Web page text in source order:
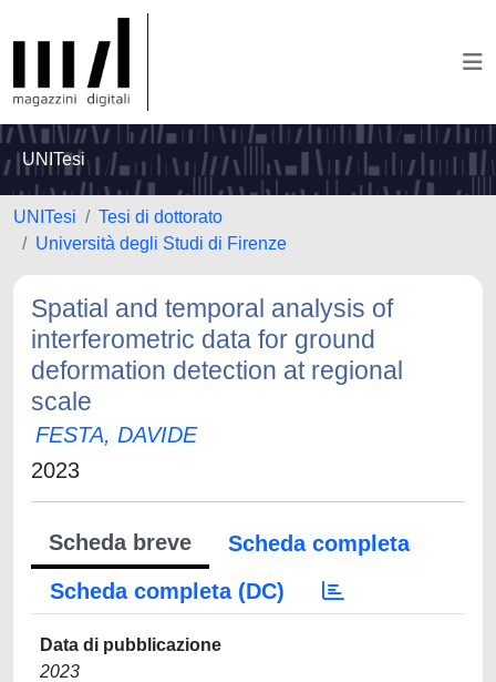
UNITesi
UNITesi
Tesi di dottorato
Università degli Studi di Firenze
Spatial and temporal analysis of
interferometric data for ground
deformation detection at regional
scale
FESTA, DAVIDE
2023
Scheda breve
Scheda completa
Scheda completa (DC)
Data di pubblicazione
2023